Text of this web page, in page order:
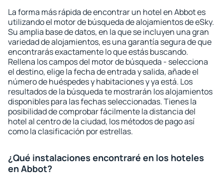
La forma más rápida de encontrar un hotel en Abbot es
utilizando el motor de búsqueda de alojamientos de eSky.
Su amplia base de datos, en la que se incluyen una gran
variedad de alojamientos, es una garantía segura de que
encontrarás exactamente lo que estás buscando.
Rellena los campos del motor de búsqueda - selecciona
el destino, elige la fecha de entrada y salida, añade el
número de huéspedes y habitaciones y ya está. Los
resultados de la búsqueda te mostrarán los alojamientos
disponibles para las fechas seleccionadas. Tienes la
posibilidad de comprobar fácilmente la distancia del
hotel al centro de la ciudad, los métodos de pago así
como la clasificación por estrellas.
¿Qué instalaciones encontraré en los hoteles
en Abbot?